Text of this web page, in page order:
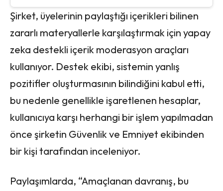
Şirket, üyelerinin paylaştığı içerikleri bilinen
zararlı materyallerle karşılaştırmak için yapay
zeka destekli içerik moderasyon araçları
kullanıyor. Destek ekibi, sistemin yanlış
pozitifler oluşturmasının bilindiğini kabul etti,
bu nedenle genellikle işaretlenen hesaplar,
kullanıcıya karşı herhangi bir işlem yapılmadan
önce şirketin Güvenlik ve Emniyet ekibinden
bir kişi tarafından inceleniyor.
Paylaşımlarda, “Amaçlanan davranış, bu